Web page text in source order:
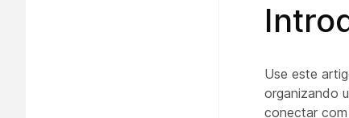
Use este
organizando
conectar